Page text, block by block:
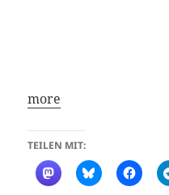
more
TEILEN MIT: